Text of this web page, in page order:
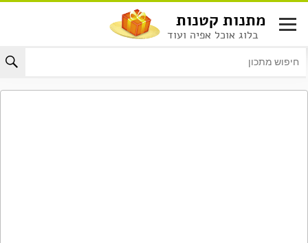
לתוכן
מתנות קטנות
בלוג אוכל אפיה ועוד